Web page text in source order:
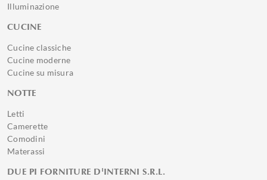
Illuminazione
CUCINE
Cucine classiche
Cucine moderne
Cucine su misura
NOTTE
Letti
Camerette
Comodini
Materassi
DUE PI FORNITURE D'INTERNI S.R.L.